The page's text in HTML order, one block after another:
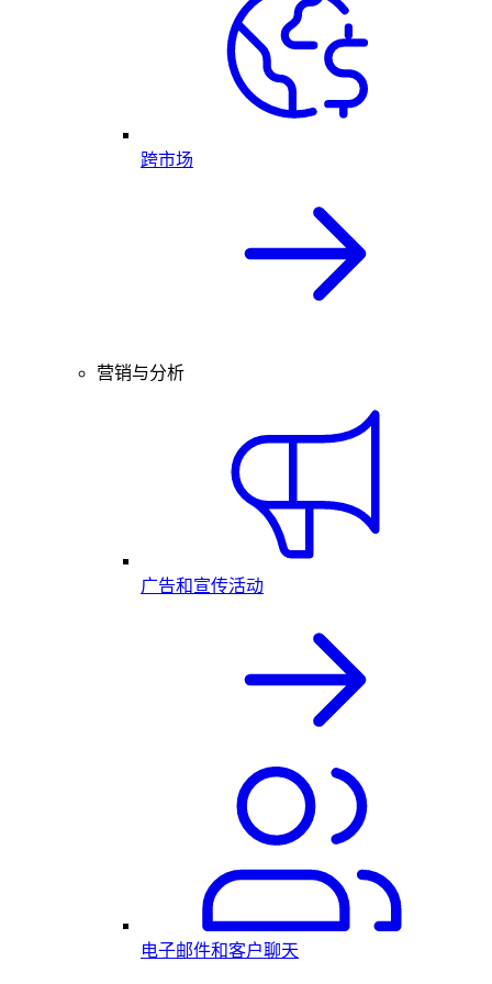
跨市场
营销与分析
广告和宣传活动
电子邮件和客户聊天